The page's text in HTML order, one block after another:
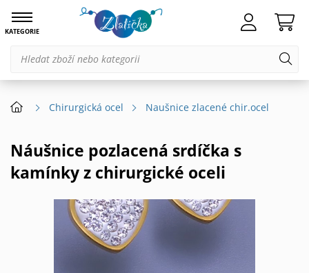
KATEGORIE
Chirurgická ocel Naušnice zlacené chir.ocel
Náušnice pozlacená srdíčka s
kamínky z chirurgické oceli